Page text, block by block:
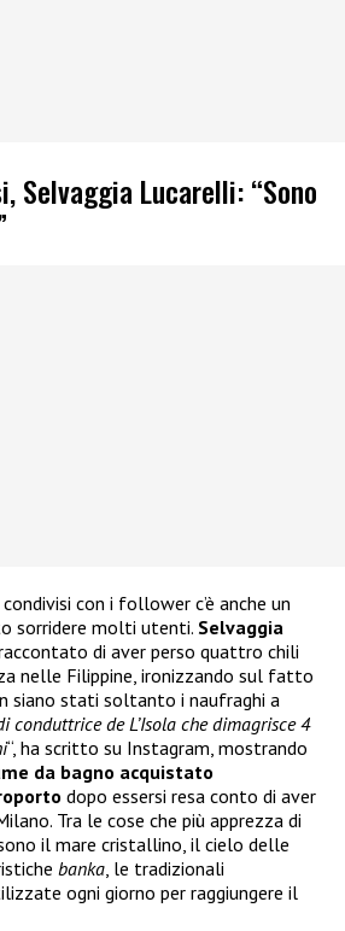
Selvaggia Lucarelli: “Sono
con i follower c’è anche un
sorridere molti utenti. Selvaggia
di aver perso quattro chili
nelle Filippine, ironizzando sul fatto
siano stati soltanto i naufraghi a
conduttrice de L’Isola che dimagrisce 4
“, ha scritto su Instagram, mostrando
da bagno acquistato
dopo essersi resa conto di aver
Tra le cose che più apprezza di
il mare cristallino, il cielo delle
banka, le tradizionali
ogni giorno per raggiungere il